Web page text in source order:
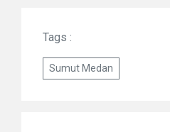
Tags :
Sumut Medan